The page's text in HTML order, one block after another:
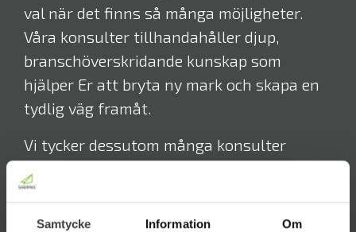
Samtycke Information Om
val när det finns så många möjligheter.
Våra konsulter tillhandahåller djup,
branschöverskridande kunskap som
hjälper Er att bryta ny mark och skapa en
tydlig väg framåt.
Vi tycker dessutom många konsulter
pratar om var ditt företag behöver gå. Vi
föredrar snarare att ta dig dit med hjälp av
innovativa synsätt och lösningar. Vi har i